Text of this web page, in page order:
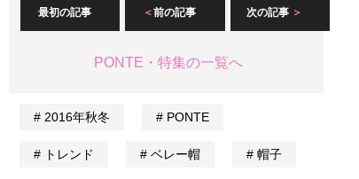
最初の記事 前の記事 次の記事
PONTE・特集の一覧へ
2016年秋冬 PONTE
トレンド ベレー帽 帽子